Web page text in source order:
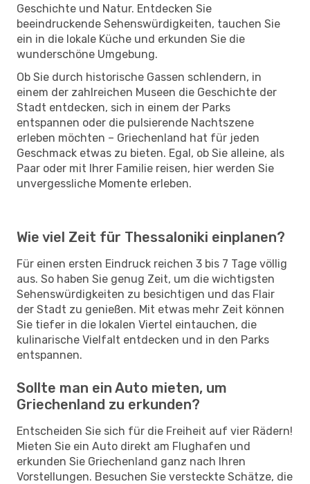
Geschichte und Natur. Entdecken Sie
beeindruckende Sehenswürdigkeiten, tauchen Sie
ein in die lokale Küche und erkunden Sie die
wunderschöne Umgebung.
Ob Sie durch historische Gassen schlendern, in
einem der zahlreichen Museen die Geschichte der
Stadt entdecken, sich in einem der Parks
entspannen oder die pulsierende Nachtszene
erleben möchten – Griechenland hat für jeden
Geschmack etwas zu bieten. Egal, ob Sie alleine, als
Paar oder mit Ihrer Familie reisen, hier werden Sie
unvergessliche Momente erleben.
Wie viel Zeit für Thessaloniki einplanen?
Für einen ersten Eindruck reichen 3 bis 7 Tage völlig
aus. So haben Sie genug Zeit, um die wichtigsten
Sehenswürdigkeiten zu besichtigen und das Flair
der Stadt zu genießen. Mit etwas mehr Zeit können
Sie tiefer in die lokalen Viertel eintauchen, die
kulinarische Vielfalt entdecken und in den Parks
entspannen.
Sollte man ein Auto mieten, um
Griechenland zu erkunden?
Entscheiden Sie sich für die Freiheit auf vier Rädern!
Mieten Sie ein Auto direkt am Flughafen und
erkunden Sie Griechenland ganz nach Ihren
Vorstellungen. Besuchen Sie versteckte Schätze, die